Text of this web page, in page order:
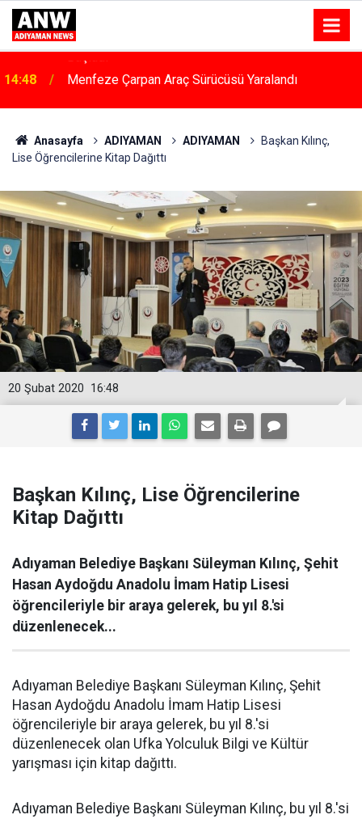
14:48 Menfeze Çarpan Araç Sürücüsü Yaralandı
Anasayfa ADIYAMAN ADIYAMAN
Başkan Kılınç,
Lise Öğrencilerine Kitap Dağıttı
16:48
20 Şubat 2020
Başkan Kılınç, Lise Öğrencilerine
Kitap Dağıttı
Adıyaman Belediye Başkanı Süleyman Kılınç, Şehit
Hasan Aydoğdu Anadolu İmam Hatip Lisesi
öğrencileriyle bir araya gelerek, bu yıl 8.'si
düzenlenecek...
Adıyaman Belediye Başkanı Süleyman Kılınç, Şehit
Hasan Aydoğdu Anadolu İmam Hatip Lisesi
öğrencileriyle bir araya gelerek, bu yıl 8.'si
düzenlenecek olan Ufka Yolculuk Bilgi ve Kültür
yarışması için kitap dağıttı.
Adıyaman Belediye Başkanı Süleyman Kılınç, bu yıl 8.'si